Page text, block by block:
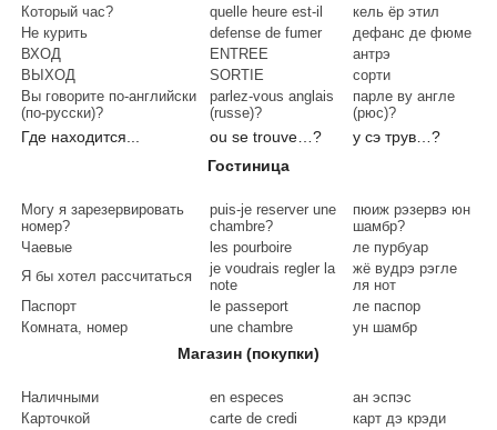
Который час?
quelle heure est-il
кель ёр этил
Не курить
defense de fumer
дефанс де фюме
ВХОД
ENTREE
антрэ
ВЫХОД
SORTIE
сорти
Вы говорите по-английски
(по-русски)?
parlez-vous anglais
(russe)?
парле ву англе
(рюс)?
Где находится... ou se trouve…?
у сэ трув…?
Гостиница
Могу я зарезервировать
номер?
puis-je reserver une
chambre?
пюиж рэзервэ юн
шамбр?
Чаевые
les pourboire
ле пурбуар
Я бы хотел рассчитаться
je voudrais regler la
note
жё вудрэ рэгле
ля нот
Паспорт
le passeport
ле паспор
Комната, номер
une chambre ун шамбр
Магазин (покупки)
Наличными en especes
ан эспэс
Карточкой
carte de credi
карт дэ крэди